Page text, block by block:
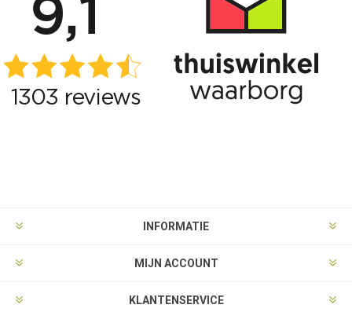
INFORMATIE
MIJN ACCOUNT
KLANTENSERVICE